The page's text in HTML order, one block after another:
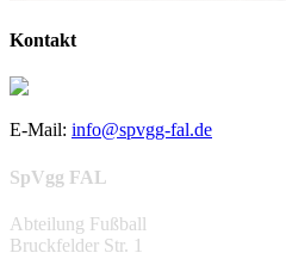
Kontakt
E-Mail: info@spvgg-fal.de
SpVgg FAL
Abteilung Fußball
Bruckfelder Str. 1